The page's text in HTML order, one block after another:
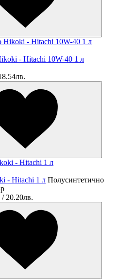
- Hitachi 10W-40 1 л
- Hitachi 1 л Полусинтетично
/ 20.20лв.